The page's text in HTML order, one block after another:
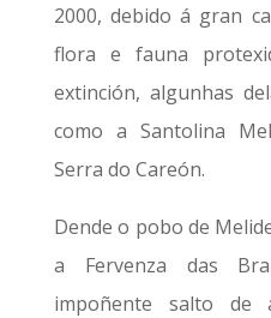
2000, debido á gran
flora e fauna
extinción, algunhas
como a Santolina
Serra do Careón.
Dende o pobo de
a Fervenza das
impoñente salto de